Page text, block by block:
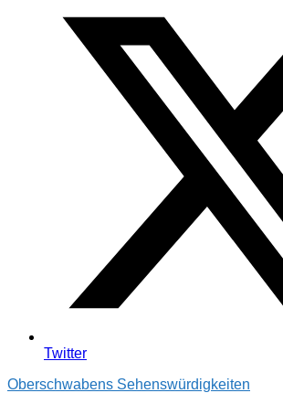
Twitter
Oberschwabens Sehenswürdigkeiten